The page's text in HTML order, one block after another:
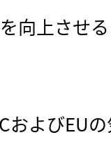
向上させ
およびEU